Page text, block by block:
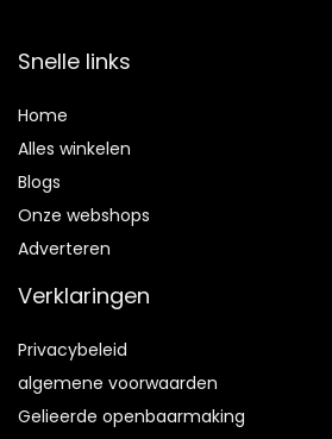
Snelle links
Home
Alles winkelen
Blogs
Onze webshops
Adverteren
Verklaringen
Privacybeleid
algemene voorwaarden
Gelieerde openbaarmaking